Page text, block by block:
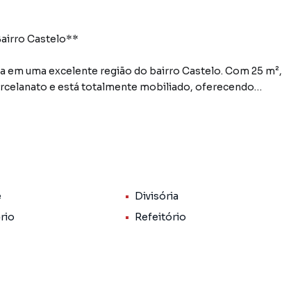
Castelo**
em uma excelente região do bairro Castelo. Com 25 m²,
e está totalmente mobiliado, oferecendo
de vaga de garagem à parte.
vias da região e cercada por comércios,
Divisória
Refeitório